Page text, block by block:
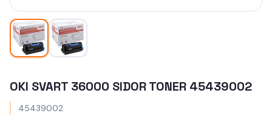
OKI SVART 36000 SIDOR TONER 45439002
45439002